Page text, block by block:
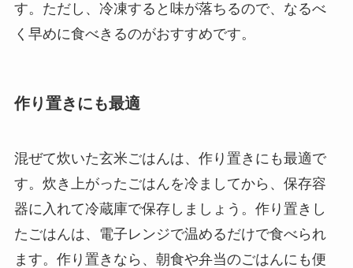
す。ただし、冷凍すると味が落ちるので、なるべ
く早めに食べきるのがおすすめです。
作り置きにも最適
混ぜて炊いた玄米ごはんは、作り置きにも最適で
す。炊き上がったごはんを冷ましてから、保存容
器に入れて冷蔵庫で保存しましょう。作り置きし
たごはんは、電子レンジで温めるだけで食べられ
ます。作り置きなら、朝食や弁当のごはんにも便